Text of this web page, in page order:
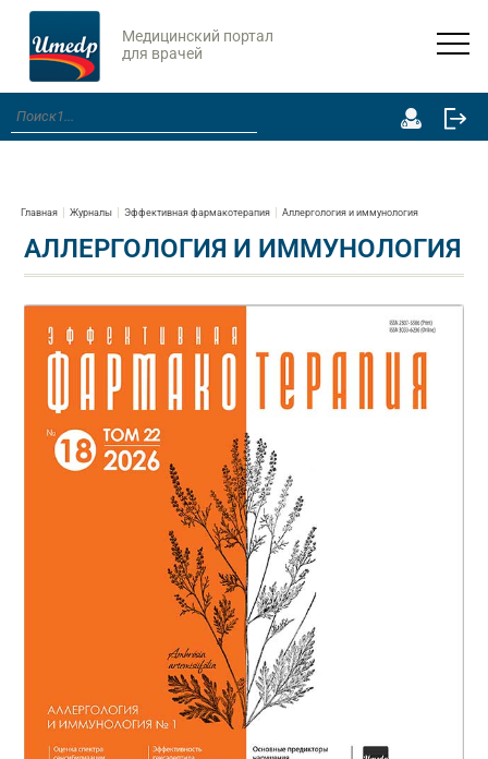
Медицинский портал
для врачей
Главная Журналы Эффективная фармакотерапия Аллергология и иммунология
АЛЛЕРГОЛОГИЯ И ИММУНОЛОГИЯ